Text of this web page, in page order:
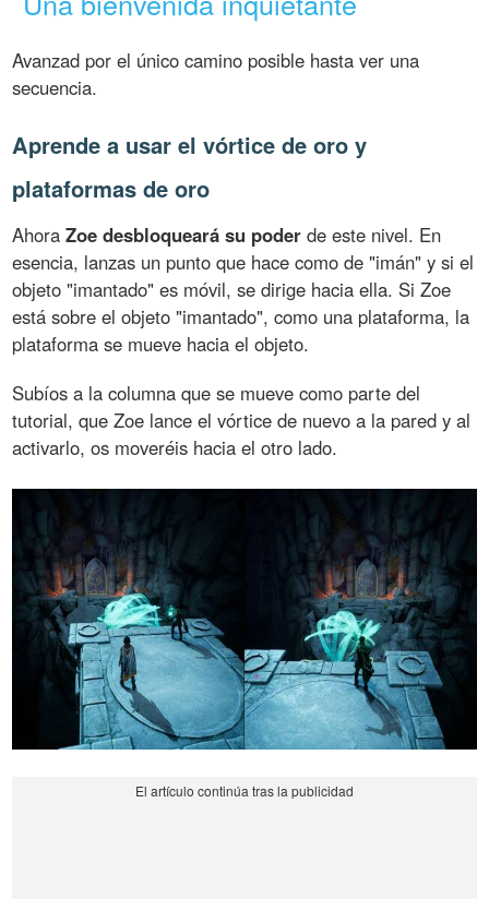
Avanzad por el único camino posible hasta ver una
secuencia.
Aprende a usar el vórtice de oro y
plataformas de oro
AhoraZoe desbloqueará su poder de este nivel. En
esencia, lanzas un punto que hace como de "imán" y si el
objeto "imantado" es móvil, se dirige hacia ella. Si Zoe
está sobre el objeto "imantado", como una plataforma, la
plataforma se mueve hacia el objeto.
Subíos a la columna que se mueve como parte del
tutorial, que Zoe lance el vórtice de nuevo a la pared y al
activarlo, os moveréis hacia el otro lado.